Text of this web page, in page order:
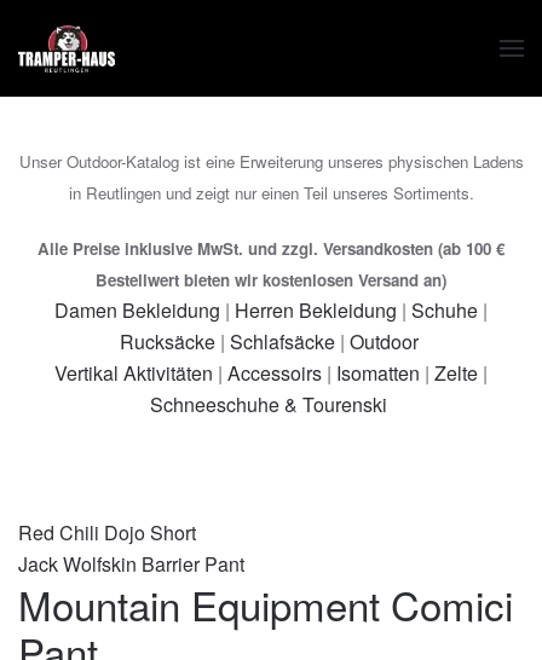
Zum Hauptinhalt springen
Unser Outdoor-Katalog ist eine Erweiterung unseres physischen Ladens
in Reutlingen und zeigt nur einen Teil unseres Sortiments.
Alle Preise inklusive MwSt. und zzgl. Versandkosten (ab 100 €
Bestellwert bieten wir kostenlosen Versand an)
Damen Bekleidung | Herren Bekleidung | Schuhe |
Rucksäcke| Schlafsäcke| Outdoor
Vertikal Aktivitäten | Accessoirs | Isomatten | Zelte |
Schneeschuhe & Tourenski
Red Chili Dojo Short
Jack Wolfskin Barrier Pant
Mountain Equipment Comici